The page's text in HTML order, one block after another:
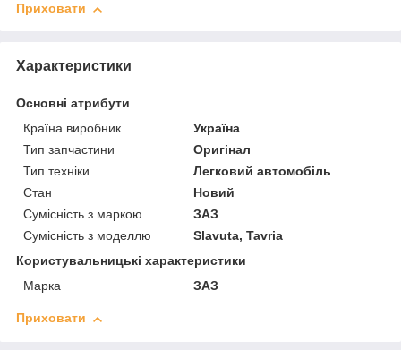
Приховати
Характеристики
Основні атрибути
Країна виробник
Україна
Тип запчастини
Оригінал
Тип техніки
Легковий автомобіль
Стан
Новий
Сумісність з маркою
ЗАЗ
Сумісність з моделлю
Slavuta, Tavria
Користувальницькі характеристики
Марка
ЗАЗ
Приховати